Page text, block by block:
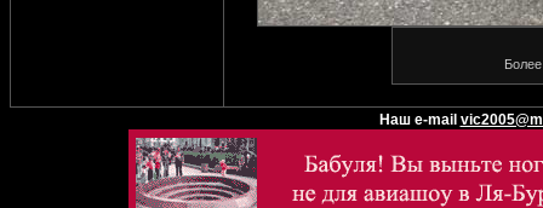
Наш e-mail